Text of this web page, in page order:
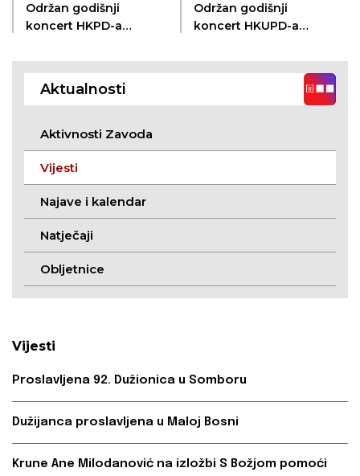
Održan godišnji
koncert HKPD-a
Održan godišnji
koncert HKUPD-a
Aktualnosti
Aktivnosti Zavoda
Vijesti
Najave i kalendar
Natječaji
Obljetnice
Vijesti
Proslavljena 92. Dužionica u Somboru
Dužijanca proslavljena u Maloj Bosni
Krune Ane Milodanović na izložbi S Božjom pomoći